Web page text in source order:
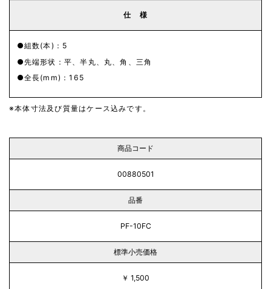
仕 様
組数(本)：5
先端形状：平、半丸、丸、角、三角
全長(mm)：165
本体寸法及び質量はケース込みです。
商品コード
00880501
品番
PF-10FC
標準小売価格
￥ 1,500